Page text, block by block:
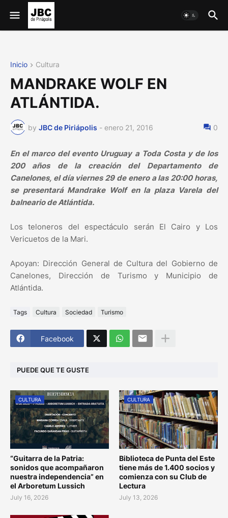
Inicio Cultura
MANDRAKE WOLF EN
ATLÁNTIDA.
by JBC de Piriápolis - enero 21, 2016 0
En el marco del evento Uruguay a Toda Costa y de los
200 años de la creación del Departamento de
Canelones, el día viernes 29 de enero a las 20:00 horas,
se presentará Mandrake Wolf en la plaza Varela del
balneario de Atlántida.
Los teloneros del espectáculo serán El Cairo y Los
Vericuetos de la Mari.
Apoyan: Dirección General de Cultura del Gobierno de
Canelones, Dirección de Turismo y Municipio de
Atlántida.
Tags Cultura Sociedad Turismo
Facebook
PUEDE QUE TE GUSTE
CULTURA
“Guitarra de la Patria:
sonidos que acompañaron
nuestra independencia” en
el Arboretum Lussich
July 16, 2026
CULTURA
Biblioteca de Punta del Este
tiene más de 1.400 socios y
comienza con su Club de
Lectura
July 13, 2026